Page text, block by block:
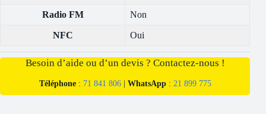
Radio FM Non
NFC Oui
Besoin d’aide ou d’un devis ? Contactez-nous !
Téléphone: 71 841 806| WhatsApp: 21 899 775